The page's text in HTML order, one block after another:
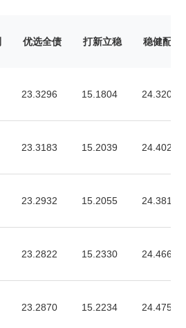
优选全债 打新立稳 稳健配置
23.3296 15.1804 24.3202
23.3183 15.2039 24.4029
23.2932 15.2055 24.3810
23.2822 15.2330 24.4663
23.2870 15.2234 24.4751